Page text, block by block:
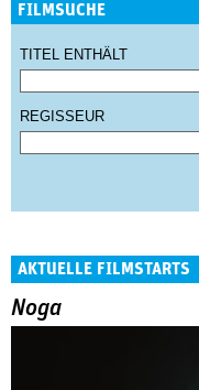
FILMSUCHE
TITEL ENTHÄLT
REGISSEUR
AKTUELLE FILMSTARTS
Noga